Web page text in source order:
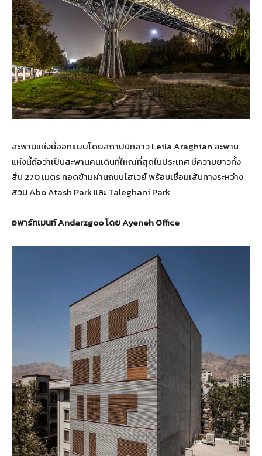
สะพานแห่งนี้ออกแบบโดยสถาปนิกสาว Leila Araghian สะพาน
แห่งนี้ถือว่าเป็นสะพานคนเดินที่ใหญ่ที่สุดในประเทศ มีความยาวทั้ง
สิ้น 270 เมตร ทอดข้ามผ่านถนนไฮเวย์ พร้อมเชื่อมเส้นทางระหว่าง
สวน Abo Atash Park และ Taleghani Park
อพาร์ทเมนท์ Andarzgoo โดย Ayeneh Office